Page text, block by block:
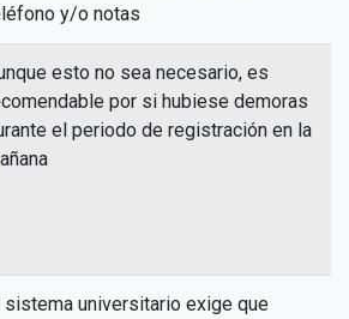
y/o notas
esto no sea necesario, es
por si hubiese demoras
el periodo de registración en la
sistema universitario exige que